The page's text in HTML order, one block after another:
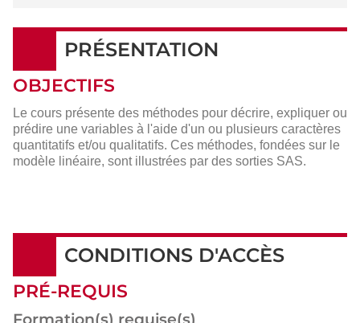
PRÉSENTATION
OBJECTIFS
Le cours présente des méthodes pour décrire, expliquer ou
prédire une variables à l'aide d'un ou plusieurs caractères
quantitatifs et/ou qualitatifs. Ces méthodes, fondées sur le
modèle linéaire, sont illustrées par des sorties SAS.
CONDITIONS D'ACCÈS
PRÉ-REQUIS
Formation(s) requise(s)